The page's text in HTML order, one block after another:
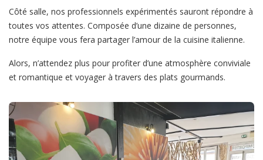
Côté salle, nos professionnels expérimentés sauront répondre à
toutes vos attentes. Composée d’une dizaine de personnes,
notre équipe vous fera partager l’amour de la cuisine italienne.
Alors, n’attendez plus pour profiter d’une atmosphère conviviale
et romantique et voyager à travers des plats gourmands.